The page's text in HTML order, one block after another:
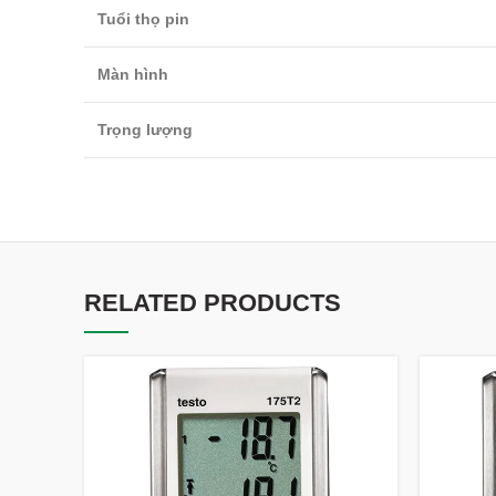
Tuổi thọ pin
Màn hình
Trọng lượng
RELATED PRODUCTS